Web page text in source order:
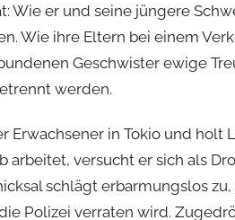
Wie er und seine jüngere
Wie ihre Eltern bei einem
Geschwister ewige
werden.
Erwachsener in Tokio und holt
arbeitet, versucht er sich als
schlägt erbarmungslos zu,
Polizei verraten wird.